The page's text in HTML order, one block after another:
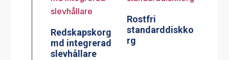
Redskapskorg
md integrerad
slevhållare
Rostfri
standarddiskko
rg